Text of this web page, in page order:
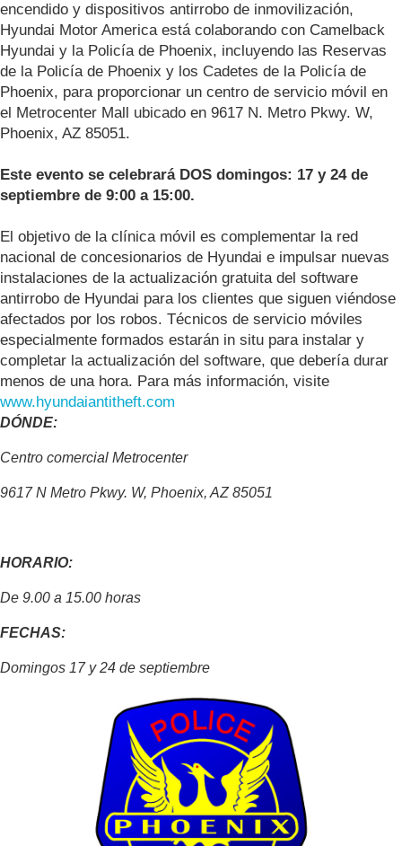
encendido y dispositivos antirrobo de inmovilización,
Hyundai Motor America está colaborando con Camelback
Hyundai y la Policía de Phoenix, incluyendo las Reservas
de la Policía de Phoenix y los Cadetes de la Policía de
Phoenix, para proporcionar un centro de servicio móvil en
el Metrocenter Mall ubicado en 9617 N. Metro Pkwy. W,
Phoenix, AZ 85051.
Este evento se celebrará DOS domingos: 17 y 24 de
septiembre de 9:00 a 15:00.
El objetivo de la clínica móvil es complementar la red
nacional de concesionarios de Hyundai e impulsar nuevas
instalaciones de la actualización gratuita del software
antirrobo de Hyundai para los clientes que siguen viéndose
afectados por los robos. Técnicos de servicio móviles
especialmente formados estarán in situ para instalar y
completar la actualización del software, que debería durar
menos de una hora. Para más información, visite
www.hyundaiantitheft.com
DÓNDE:
Centro comercial Metrocenter
9617 N Metro Pkwy. W, Phoenix, AZ 85051
HORARIO:
De 9.00 a 15.00 horas
FECHAS:
Domingos 17 y 24 de septiembre